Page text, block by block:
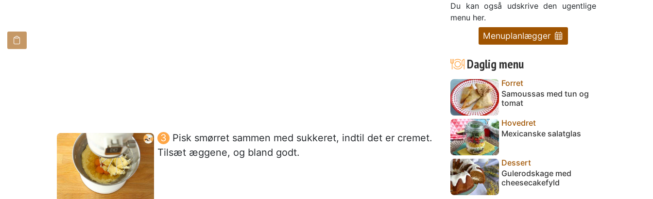
Pisk smørret sammen med sukkeret, indtil det er cremet.
Tilsæt æggene, og bland godt.
Du kan også udskrive den ugentlige
menu her.
Menuplanlægger
Daglig menu
Forret
Samoussas med tun og
tomat
Hovedret
Mexicanske salatglas
Dessert
Gulerodskage med
cheesecakefyld